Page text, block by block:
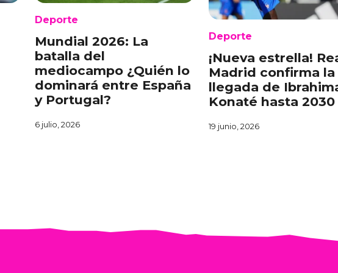
Deporte
Mundial 2026: La
batalla del
mediocampo ¿Quién lo
dominará entre España
y Portugal?
6 julio, 2026
Deporte
¡Nueva estrella!
Madrid confirma la
llegada de
Konaté hasta 2030
19 junio, 2026